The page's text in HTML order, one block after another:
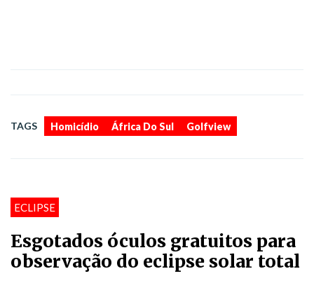
TAGS Homicídio África Do Sul Golfview
ECLIPSE
Esgotados óculos gratuitos para
observação do eclipse solar total